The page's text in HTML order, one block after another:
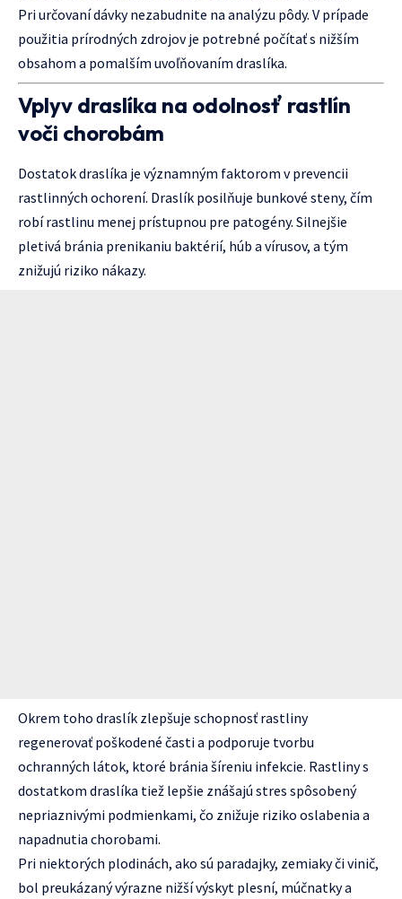
Pri určovaní dávky nezabudnite na analýzu pôdy. V prípade
použitia prírodných zdrojov je potrebné počítať s nižším
obsahom a pomalším uvoľňovaním draslíka.
Vplyv draslíka na odolnosť rastlín
voči chorobám
Dostatok draslíka je významným faktorom v prevencii
rastlinných ochorení. Draslík posilňuje bunkové steny, čím
robí rastlinu menej prístupnou pre patogény. Silnejšie
pletivá bránia prenikaniu baktérií, húb a vírusov, a tým
znižujú riziko nákazy.
Okrem toho draslík zlepšuje schopnosť rastliny
regenerovať poškodené časti a podporuje tvorbu
ochranných látok, ktoré bránia šíreniu infekcie. Rastliny s
dostatkom draslíka tiež lepšie znášajú stres spôsobený
nepriaznivými podmienkami, čo znižuje riziko oslabenia a
napadnutia chorobami.
Pri niektorých plodinách, ako sú paradajky, zemiaky či vinič,
bol preukázaný výrazne nižší výskyt plesní, múčnatky a